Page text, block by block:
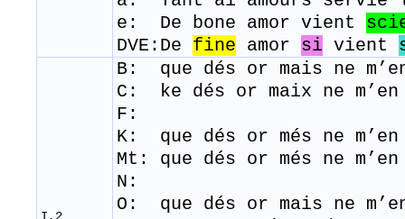
e: De bone amor vient
DVE:De fine amor si vient
B: que dés or mais ne
C: ke dés or maix ne
F:
K: que dés or més ne
Mt: que dés or més ne
N:
O: que dés or mais ne